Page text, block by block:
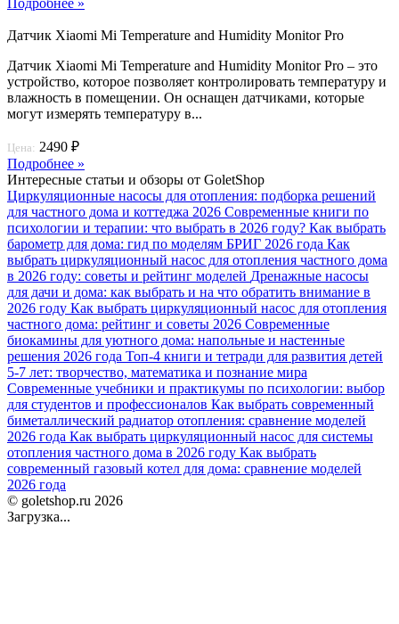
Датчик Xiaomi Mi Temperature and Humidity Monitor Pro
Датчик Xiaomi Mi Temperature and Humidity Monitor Pro – это
устройство, которое позволяет контролировать температуру и
влажность в помещении. Он оснащен датчиками, которые
могут измерять температуру в...
Цена: 2490 ₽
Подробнее »
Интересные статьи и обзоры от GoletShop
Циркуляционные насосы для отопления: подборка решений
для частного дома и коттеджа 2026 Современные книги по
психологии и терапии: что выбрать в 2026 году? Как выбрать
барометр для дома: гид по моделям БРИГ 2026 года Как
выбрать циркуляционный насос для отопления частного дома
в 2026 году: советы и рейтинг моделей Дренажные насосы
для дачи и дома: как выбрать и на что обратить внимание в
2026 году Как выбрать циркуляционный насос для отопления
частного дома: рейтинг и советы 2026 Современные
биокамины для уютного дома: напольные и настенные
решения 2026 года Топ-4 книги и тетради для развития детей
5-7 лет: творчество, математика и познание мира
Современные учебники и практикумы по психологии: выбор
для студентов и профессионалов Как выбрать современный
биметаллический радиатор отопления: сравнение моделей
2026 года Как выбрать циркуляционный насос для системы
отопления частного дома в 2026 году Как выбрать
современный газовый котел для дома: сравнение моделей
2026 года
© goletshop.ru 2026
Загрузка...